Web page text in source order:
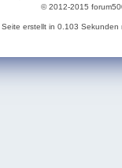
© 2012-2015
Seite erstellt in 0.103 Sekunden